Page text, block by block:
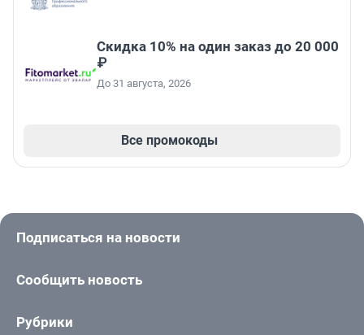
Скидка 10% на один заказ до 20 000
₽
До 31 августа, 2026
Все промокоды
Подписаться на новости
Сообщить новость
Рубрики